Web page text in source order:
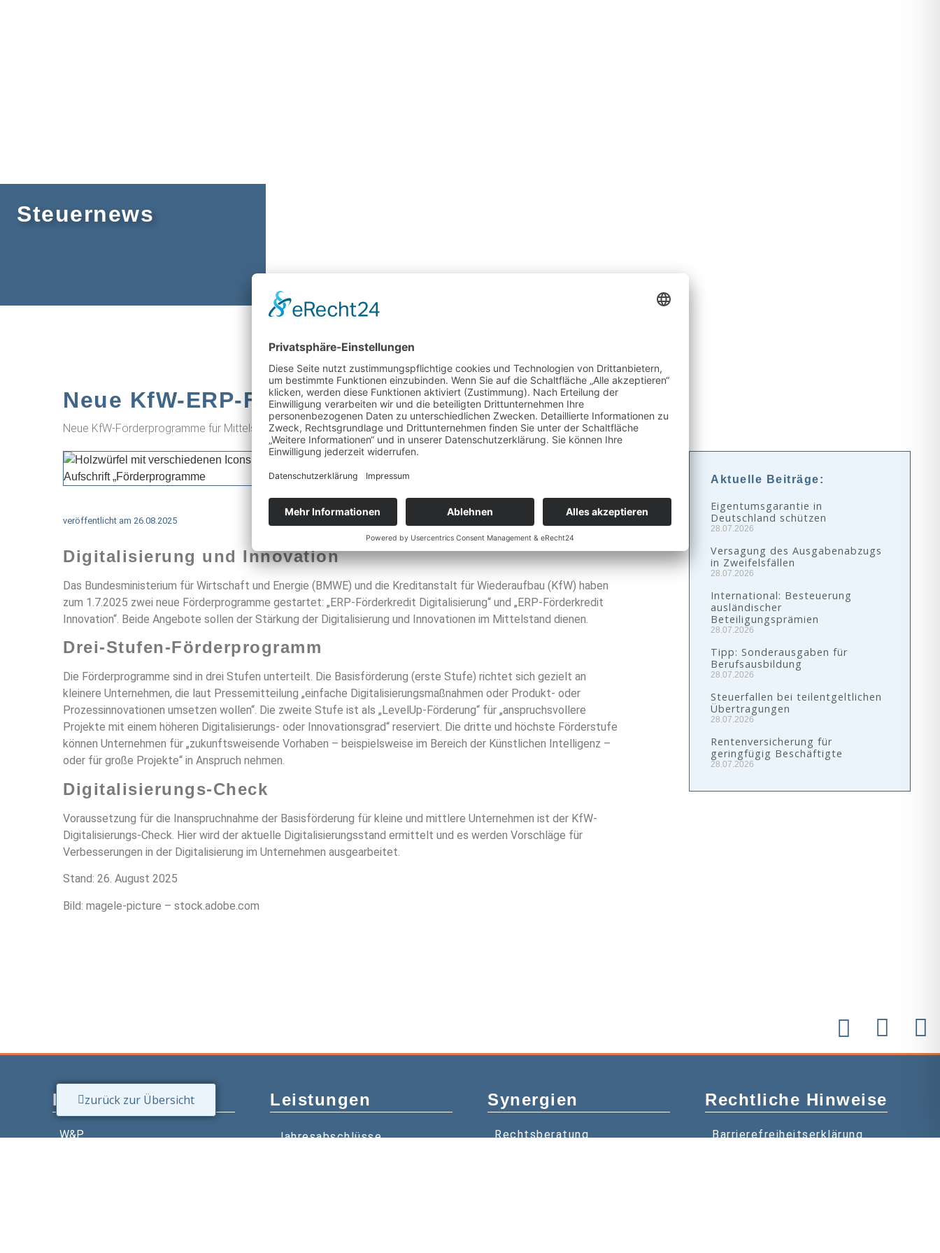
Steuernews
Neue KfW-ERP-Förderprogramme 2025
Neue KfW-Förderprogramme für Mittelständler
veröffentlicht am 26.08.2025
Digitalisierung und Innovation
Das Bundesministerium für Wirtschaft und Energie (BMWE) und die Kreditanstalt für Wiederaufbau (KfW) haben
zum 1.7.2025 zwei neue Förderprogramme gestartet: „ERP-Förderkredit Digitalisierung“ und „ERP-Förderkredit
Innovation“. Beide Angebote sollen der Stärkung der Digitalisierung und Innovationen im Mittelstand dienen.
Drei-Stufen-Förderprogramm
Die Förderprogramme sind in drei Stufen unterteilt. Die Basisförderung (erste Stufe) richtet sich gezielt an
kleinere Unternehmen, die laut Pressemitteilung „einfache Digitalisierungsmaßnahmen oder Produkt- oder
Prozessinnovationen umsetzen wollen“. Die zweite Stufe ist als „LevelUp-Förderung“ für „anspruchsvollere
Projekte mit einem höheren Digitalisierungs- oder Innovationsgrad“ reserviert. Die dritte und höchste Förderstufe
können Unternehmen für „zukunftsweisende Vorhaben – beispielsweise im Bereich der Künstlichen Intelligenz –
oder für große Projekte“ in Anspruch nehmen.
Digitalisierungs-Check
Voraussetzung für die Inanspruchnahme der Basisförderung für kleine und mittlere Unternehmen ist der KfW-
Digitalisierungs-Check. Hier wird der aktuelle Digitalisierungsstand ermittelt und es werden Vorschläge für
Verbesserungen in der Digitalisierung im Unternehmen ausgearbeitet.
Stand: 26. August 2025
Bild: magele-picture – stock.adobe.com
Aktuelle Beiträge:
Eigentumsgarantie in
Deutschland schützen
28.07.2026
Versagung des Ausgabenabzugs
in Zweifelsfällen
28.07.2026
International: Besteuerung
ausländischer
Beteiligungsprämien
28.07.2026
Tipp: Sonderausgaben für
Berufsausbildung
28.07.2026
Steuerfallen bei teilentgeltlichen
Übertragungen
28.07.2026
Rentenversicherung für
geringfügig Beschäftigte
28.07.2026
zurück zur Übersicht
Kontakt
W&P
Leistungen
Jahresabschlüsse
Synergien
Rechtsberatung
Rechtliche Hinweise
Barrierefreiheitserklärung